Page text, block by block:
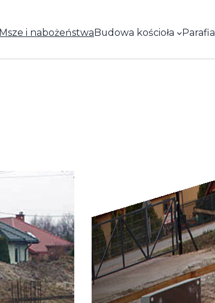
Msze i nabożeństwa Budowa kościoła Parafia